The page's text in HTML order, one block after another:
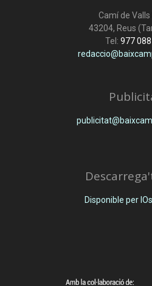
Camí de
43204, Reus
Tel: 977
Disponible per